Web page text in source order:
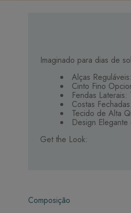
Imaginado para dias de
Alças
Cinto Fino
Fendas
Costas
Tecido de Alta
Design
Get the Look:
Versatilidade
Composição